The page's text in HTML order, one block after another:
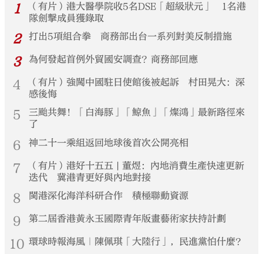
1
（有片）港大醫學院收5名DSE「超級狀元」 1名港
隊劍擊成員獲錄取
2 打出5項組合拳 商務部出台一系列對美反制措施
3 為何發起首例外貿國安調查？商務部回應
4
（有片）強闖中國駐日使館後被起訴 村田晃大：深
感後悔
5
三颱共舞！「白海豚」「鯨魚」「燦鴻」最新路徑來
了
6 神二十一乘組返回地球後首次公開亮相
7
（有片）港好十五五 | 董煜：內地消費生產快速更新
迭代 冀港青更好與內地對接
8 閩港深化海洋科研合作 積極聯動資源
9 第二屆香港黃永玉國際青年版畫藝術家扶持計劃
10 環球時報海風｜陳佩琪「大陸行」，民進黨怕什麼？